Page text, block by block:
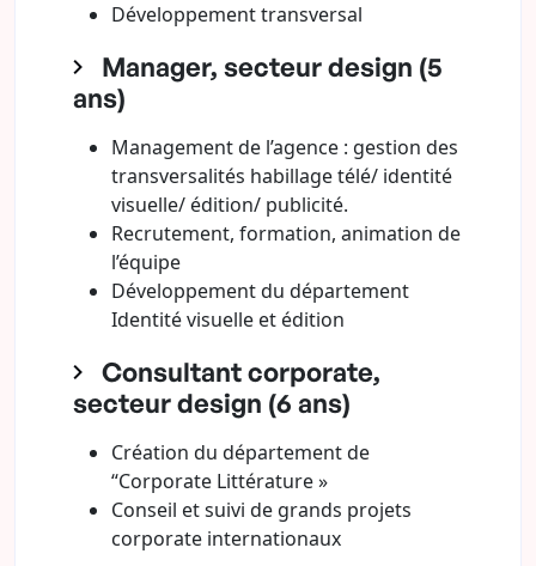
Développement transversal
Manager, secteur design (5
ans)
Management de l’agence : gestion des
transversalités habillage télé/ identité
visuelle/ édition/ publicité.
Recrutement, formation, animation de
l’équipe
Développement du département
Identité visuelle et édition
Consultant corporate,
secteur design (6 ans)
Création du département de
“Corporate Littérature »
Conseil et suivi de grands projets
corporate internationaux